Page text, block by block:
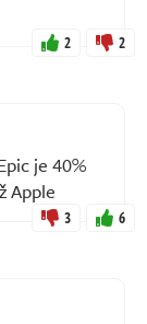
2 2
je 40%
Apple
3 6